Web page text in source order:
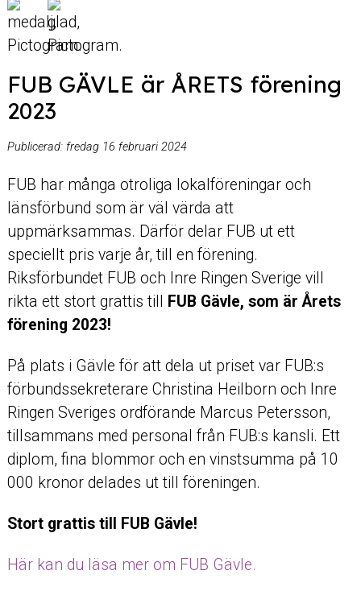
FUB GÄVLE är ÅRETS förening
2023
Publicerad: fredag 16 februari 2024
FUB har många otroliga lokalföreningar och
länsförbund som är väl värda att
uppmärksammas. Därför delar FUB ut ett
speciellt pris varje år, till en förening.
Riksförbundet FUB och Inre Ringen Sverige vill
rikta ett stort grattis till
FUB Gävle, som är Årets
förening 2023!
På plats i Gävle för att dela ut priset var FUB:s
förbundssekreterare Christina Heilborn och Inre
Ringen Sveriges ordförande Marcus Petersson,
tillsammans med personal från FUB:s kansli. Ett
diplom, fina blommor och en vinstsumma på 10
000 kronor delades ut till föreningen.
Stort grattis till FUB Gävle!
Här kan du läsa mer om FUB Gävle.